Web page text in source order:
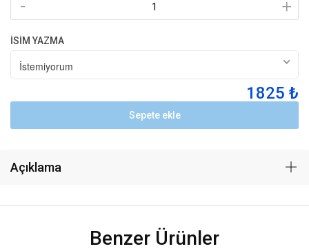
+
-
İSİM YAZMA
İstemiyorum
1825 ₺
Sepete ekle
Açıklama
Benzer Ürünler